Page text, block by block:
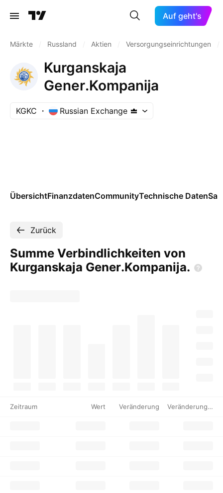
Auf geht's
Märkte Russland Aktien Versorgungseinrichtungen
Kurganskaja
Gener.Kompanija
KGKC Russian Exchange
ÜbersichtFinanzdatenCommunityTechnische Daten
Zurück
Summe Verbindlichkeiten von
Kurganskaja Gener.Kompanija.
Zeitraum Wert Veränderung Veränderung %